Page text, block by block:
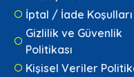
İptal / İade Koşulları
Gizlilik ve Güvenlik
Politikası
Kişisel Veriler